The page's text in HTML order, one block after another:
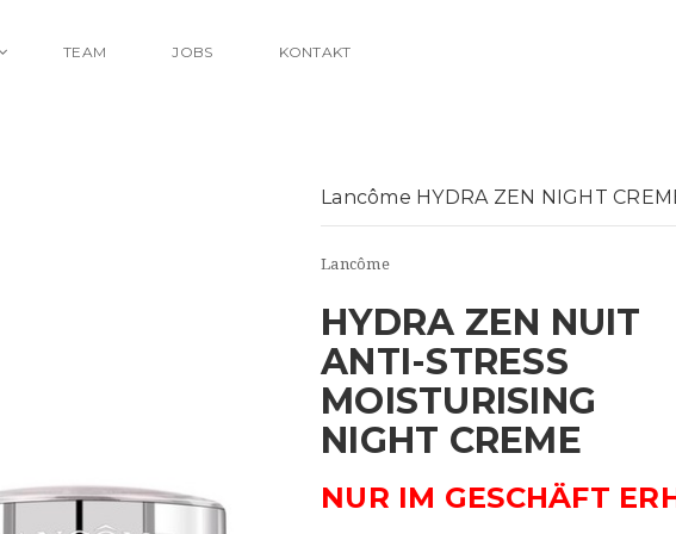
TEAM JOBS KONTAKT
Lancôme HYDRA ZEN NIGHT
Lancôme
HYDRA ZEN NUIT
ANTI-STRESS
MOISTURISING
NIGHT CREME
NUR IM GESCHÄFT